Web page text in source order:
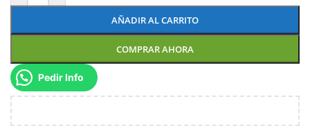
AÑADIR AL CARRITO
COMPRAR AHORA
Pedir Info